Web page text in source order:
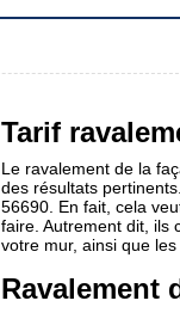
Tarif
Le ravalement de la
des résultats
56690. En fait, cela
faire. Autrement dit, ils
votre mur, ainsi que
Ravalement